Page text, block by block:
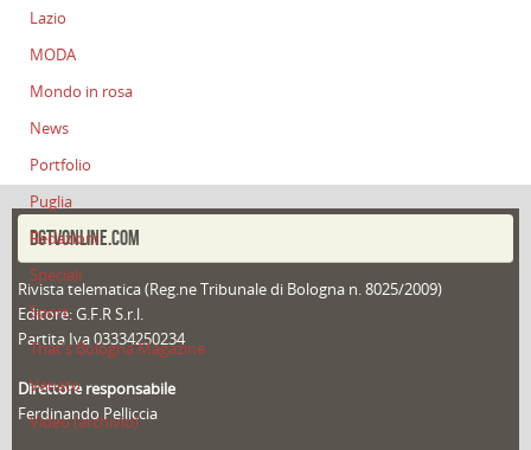
Lazio
MODA
Mondo in rosa
News
Portfolio
Puglia
Redazioni
Speciali
Sport
That's Bologna Magazine
Veneto
Video (archivio)
DGTVONLINE.COM
Rivista telematica (Reg.ne Tribunale di Bologna n. 8025/2009)
Editore: G.F.R S.r.l.
Partita Iva 03334250234
Direttore responsabile
Ferdinando Pelliccia